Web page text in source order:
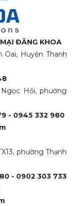
ĐĂNG KHOA
Huyện Thanh
Hồi, phường
- 0945 332 980
phường Thạnh
- 0902 303 733